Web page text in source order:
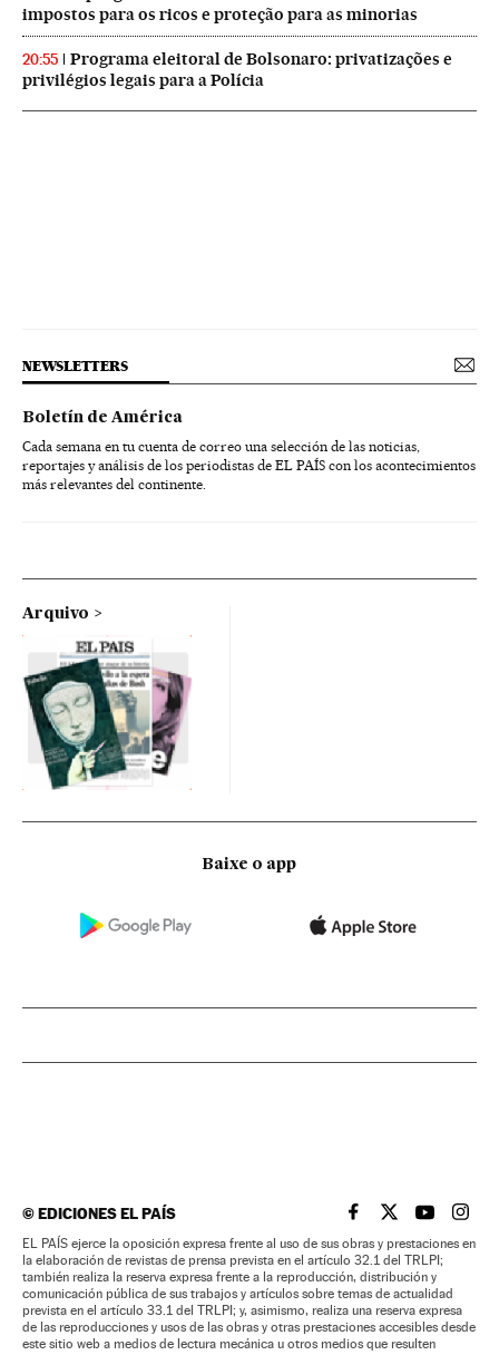
impostos para os ricos e proteção para as minorias
20:55
Programa eleitoral de Bolsonaro: privatizações e
privilégios legais para a Polícia
NEWSLETTERS
Boletín de América
Cada semana en tu cuenta de correo una selección de las noticias,
reportajes y análisis de los periodistas de EL PAÍS con los acontecimientos
más relevantes del continente.
Arquivo
Baixe o app
©EDICIONES EL PAÍS EL PAÍS BRASIL EN
EL PAÍSEL PAÍS
EL
EL PAÍS ejerce la oposición expresa frente al uso de sus obras y prestaciones en
la elaboración de revistas de prensa prevista en el artículo 32.1 del TRLPI;
también realiza la reserva expresa frente a la reproducción, distribución y
comunicación pública de sus trabajos y artículos sobre temas de actualidad
prevista en el artículo 33.1 del TRLPI; y, asimismo, realiza una reserva expresa
de las reproducciones y usos de las obras y otras prestaciones accesibles desde
este sitio web a medios de lectura mecánica u otros medios que resulten